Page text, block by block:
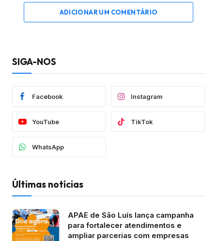
ADICIONAR UM COMENTÁRIO
SIGA-NOS
Facebook Instagram
YouTube TikTok
WhatsApp
Últimas notícias
APAE de São Luís lança campanha
para fortalecer atendimentos e
ampliar parcerias com empresas